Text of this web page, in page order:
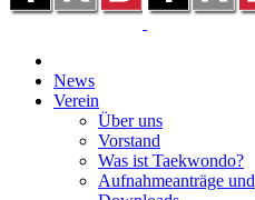
News
Verein
Über uns
Vorstand
Was ist Taekwondo?
Aufnahmeanträge und